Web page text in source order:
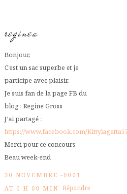
reginea
Bonjour,
C’est un sac superbe et je
participe avec plaisir.
Je suis fan de la page FB du
blog : Regine Gross
J’ai partagé :
https://www.facebook.com/
Merci pour ce concours
Beau week-end
30 NOVEMBRE -0001
AT 0 H 00 MIN Répondre